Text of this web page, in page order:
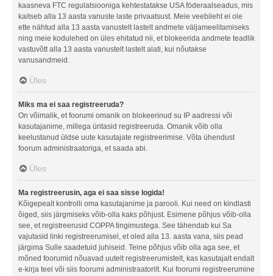
kaasneva FTC regulatsiooniga kehtestatakse USA föderaalseadus, mis
kaitseb alla 13 aasta vanuste laste privaatsust. Meie veebileht ei ole
ette nähtud alla 13 aasta vanustelt lastelt andmete väljameelitamiseks
ning meie kodulehed on üles ehitatud nii, et blokeerida andmete teadlik
vastuvõtt alla 13 aasta vanustelt lastelt alati, kui nõutakse
vanusandmeid.
Üles
Miks ma ei saa registreeruda?
On võimalik, et foorumi omanik on blokeerinud su IP aadressi või
kasutajanime, millega üritasid registreeruda. Omanik võib olla
keelustanud üldse uute kasutajate registreerimise. Võta ühendust
foorum administraatoriga, et saada abi.
Üles
Ma registreerusin, aga ei saa sisse logida!
Kõigepealt kontrolli oma kasutajanime ja parooli. Kui need on kindlasti
õiged, siis järgmiseks võib-olla kaks põhjust. Esimene põhjus võib-olla
see, et registreerusid COPPA tingimustega. See tähendab kui Sa
vajutasid linki registreerumisel, et oled alla 13. aasta vana, siis pead
järgima Sulle saadetuid juhiseid. Teine põhjus võib olla aga see, et
mõned foorumid nõuavad uutelt registreerumistelt, kas kasutajalt endalt
e-kirja teel või siis foorumi administraatorilt. Kui foorumi registreerumine